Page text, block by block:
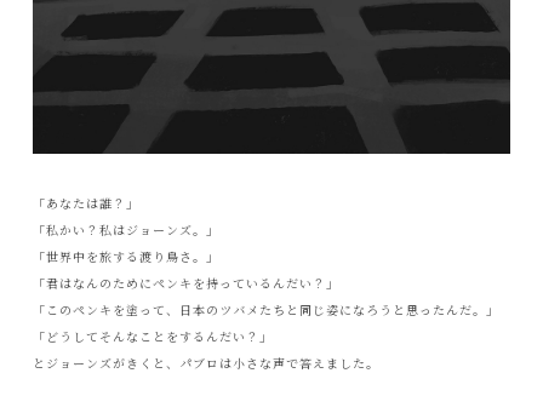
「あなたは誰？」
「私かい？私はジョーンズ。」
「世界中を旅する渡り鳥さ。」
「君はなんのためにペンキを持っているんだい？」
「このペンキを塗って、日本のツバメたちと同じ姿になろうと思ったんだ。」
「どうしてそんなことをするんだい？」
とジョーンズがきくと、パブロは小さな声で答えました。